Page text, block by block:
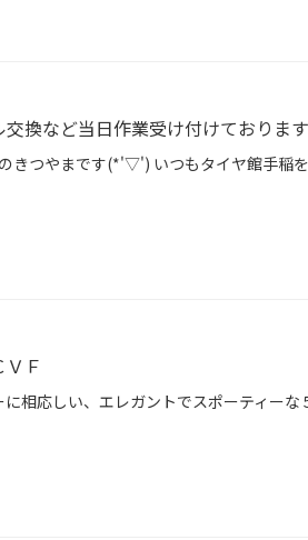
換など当日作業受け付けております
Ｆ